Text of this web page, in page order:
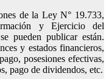
de la Ley N° 19.733,
y Ejercicio del
pueden publicar están.
y estados financieros,
posesiones efectivas,
pago de dividendos, etc.